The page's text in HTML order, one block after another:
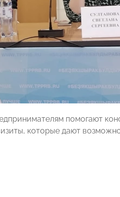
помогают
которые дают